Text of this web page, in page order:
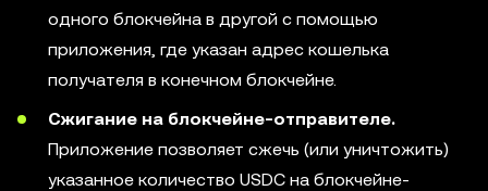
одного блокчейна в другой с помощью
приложения, где указан адрес кошелька
получателя в конечном блокчейне.
Сжигание на блокчейне-отправителе.
Приложение позволяет сжечь (или уничтожить)
указанное количество USDC на блокчейне-